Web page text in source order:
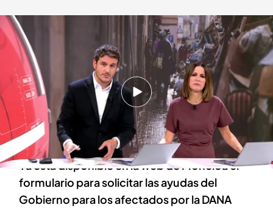
Las noticias, de la mano de Diego Losada y Mónica Sanz
Redacción digital Noticias Cuatro
05 NOV 2024 - 21:55h.
Encontrados los cadáveres de tres personas
en las inmediaciones de la Albufera arrastrados
por la riada
Ya está disponible en la web de Moncloa el
formulario para solicitar las ayudas del
Gobierno para los afectados por la DANA